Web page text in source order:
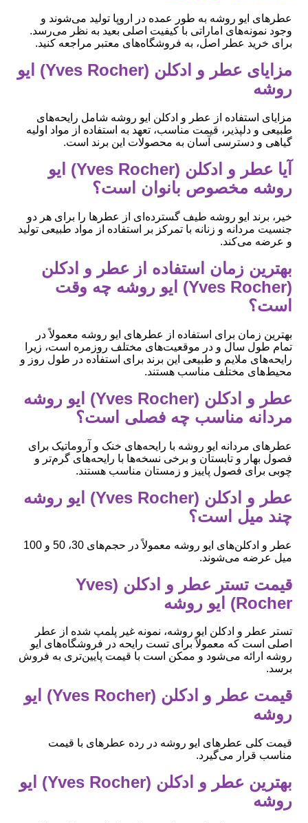
عطرهای ایو روشه به طور عمده در اروپا تولید می‌شوند و
وجود نمونه‌های اماراتی با کیفیت اصلی بعید به نظر می‌رسد.
برای خرید عطر اصل، به فروشگاه‌های معتبر مراجعه کنید.
مزایای عطر و ادکلن (Yves Rocher) ایو
روشه
مزایای استفاده از عطر و ادکلن ایو روشه شامل رایحه‌های
طبیعی و دلپذیر، قیمت مناسب، تعهد به استفاده از مواد اولیه
گیاهی و دسترسی آسان به محصولات این برند است.
آیا عطر و ادکلن (Yves Rocher) ایو
روشه مخصوص بانوان است؟
خیر، برند ایو روشه طیف گسترده‌ای از عطرها را برای هر دو
جنسیت مردانه و زنانه با تمرکز بر استفاده از مواد طبیعی تولید
و عرضه می‌کند.
بهترین زمان استفاده از عطر و ادکلن
(Yves Rocher) ایو روشه چه وقت
است؟
بهترین زمان برای استفاده از عطرهای ایو روشه معمولاً در
تمام طول سال و در موقعیت‌های مختلف روزمره است، زیرا
رایحه‌های ملایم و طبیعی این برند برای استفاده در طول روز و
محیط‌های مختلف مناسب هستند.
عطر و ادکلن (Yves Rocher) ایو روشه
مردانه مناسب چه فصلی است؟
عطرهای مردانه ایو روشه با رایحه‌های خنک و آروماتیک برای
فصول بهار و تابستان و برخی نسخه‌ها با رایحه‌های گرم‌تر و
چوبی برای فصول پاییز و زمستان مناسب هستند.
عطر و ادکلن (Yves Rocher) ایو روشه
چند میل است؟
عطر و ادکلن‌های ایو روشه معمولاً در حجم‌های 30، 50 و 100
میل عرضه می‌شوند.
قیمت تستر عطر و ادکلن (Yves
Rocher) ایو روشه
تستر عطر و ادکلن ایو روشه، نمونه غیر پلمپ شده از عطر
اصلی است که معمولاً برای تست رایحه در فروشگاه‌های ایو
روشه ارائه می‌شود و ممکن است با قیمت پایین‌تری به فروش
برسد.
قیمت عطر و ادکلن (Yves Rocher) ایو
روشه
قیمت کلی عطرهای ایو روشه در رده عطرهای با قیمت
مناسب قرار می‌گیرد.
بهترین عطر و ادکلن (Yves Rocher) ایو
روشه